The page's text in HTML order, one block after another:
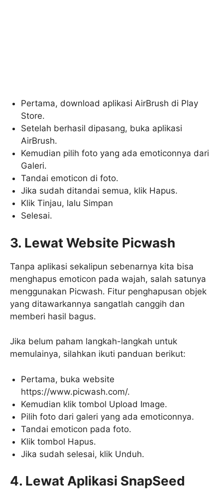
Pertama, download aplikasi AirBrush di Play
Store.
Setelah berhasil dipasang, buka aplikasi
AirBrush.
Kemudian pilih foto yang ada emoticonnya dari
Galeri.
Tandai emoticon di foto.
Jika sudah ditandai semua, klik Hapus.
Klik Tinjau, lalu Simpan
Selesai.
3. Lewat Website Picwash
Tanpa aplikasi sekalipun sebenarnya kita bisa
menghapus emoticon pada wajah, salah satunya
menggunakan Picwash. Fitur penghapusan objek
yang ditawarkannya sangatlah canggih dan
memberi hasil bagus.
Jika belum paham langkah-langkah untuk
memulainya, silahkan ikuti panduan berikut:
Pertama, buka website
https://www.picwash.com/.
Kemudian klik tombol Upload Image.
Pilih foto dari galeri yang ada emoticonnya.
Tandai emoticon pada foto.
Klik tombol Hapus.
Jika sudah selesai, klik Unduh.
4. Lewat Aplikasi SnapSeed